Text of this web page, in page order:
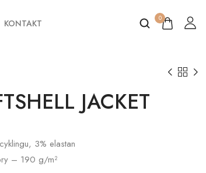
KONTAKT 0
JACKET
3% elastan
– 190 g/m²